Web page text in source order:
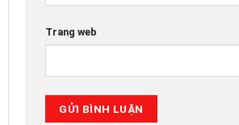
Trang web